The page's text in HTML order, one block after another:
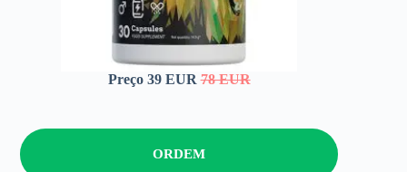
Preço 39 EUR78 EUR
ORDEM